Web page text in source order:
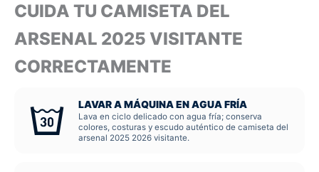
CUIDA TU CAMISETA DEL
ARSENAL 2025 VISITANTE
CORRECTAMENTE
LAVAR A MÁQUINA EN AGUA FRÍA
Lava en ciclo delicado con agua fría; conserva
colores, costuras y escudo auténtico de camiseta del
arsenal 2025 2026 visitante.